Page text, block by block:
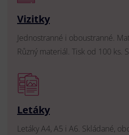
Vizitky
Jednostranné i oboustranné.
Různý materiál. Tisk od 100 ks.
Letáky
Letáky A4, A5 i A6. Skládané,